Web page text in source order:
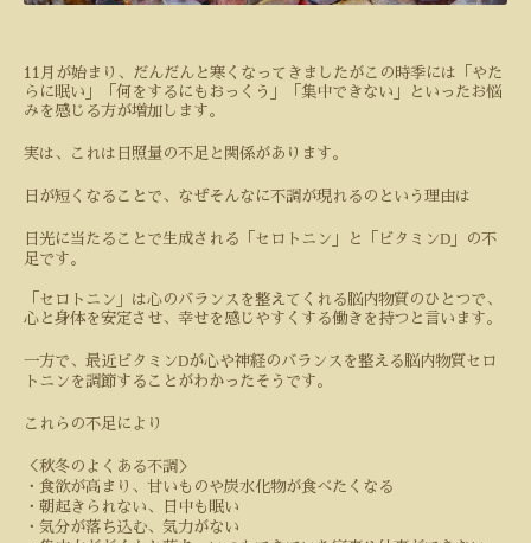
11月が始まり、だんだんと寒くなってきましたがこの時季には「やた
らに眠い」「何をするにもおっくう」「集中できない」といったお悩
みを感じる方が増加します。
実は、これは日照量の不足と関係があります。
日が短くなることで、なぜそんなに不調が現れるのという理由は
日光に当たることで生成される「セロトニン」と「ビタミンD 」の不
足です。
「セロトニン」は心のバランスを整えてくれる脳内物質のひとつで、
心と身体を安定させ、幸せを感じやすくする働きを持つと言います。
一方で、最近ビタミンDが心や神経のバランスを整える脳内物質セロ
トニンを調節することがわかったそうです。
これらの不足により
＜秋冬のよくある不調＞
・食欲が高まり、甘いものや炭水化物が食べたくなる
・朝起きられない、日中も眠い
・気分が落ち込む、気力がない